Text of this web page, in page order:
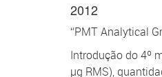
2012
“PMT Analytical
Introdução do 4º
µg RMS),